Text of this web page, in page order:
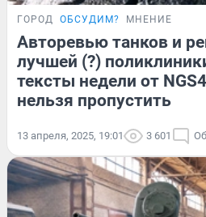
ГОРОД ОБСУДИМ? МНЕНИЕ
Авторевью танков и
лучшей (?)
тексты недели от
нельзя пропустить
13 апреля, 2025, 19:01 3 601